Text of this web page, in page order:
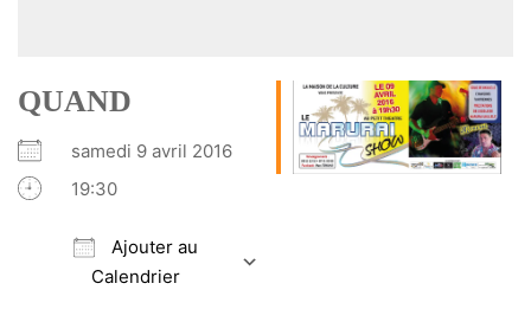
QUAND
samedi 9 avril 2016
19:30
Ajouter au
Calendrier